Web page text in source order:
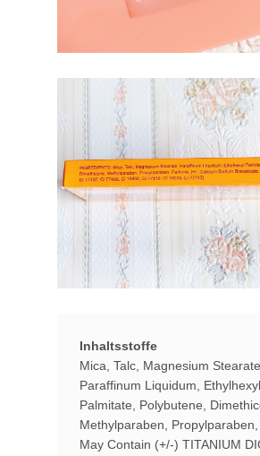
Inhaltsstoffe
Mica, Talc, Magnesium
Paraffinum Liquidum, Ethylhexyl
Palmitate, Polybutene,
Methylparaben,
May Contain (+/-) TITANIUM